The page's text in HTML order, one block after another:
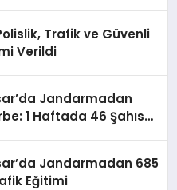
Trafik ve Güvenli
Verildi
Jandarmadan
1 Haftada 46 Şahıs
Jandarmadan 685
Eğitimi